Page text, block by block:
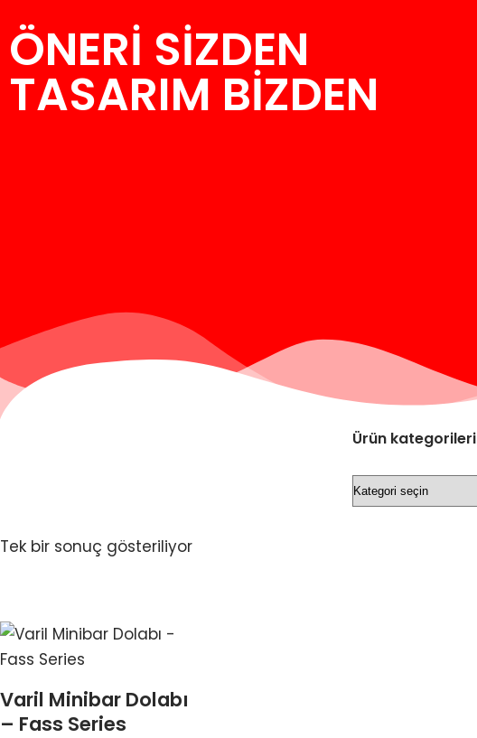
İçeriğe
geç
ÖNERİ SİZDEN
TASARIM BİZDEN
Ürün kategorileri
Tek bir sonuç gösteriliyor
Varil Minibar Dolabı
– Fass Series